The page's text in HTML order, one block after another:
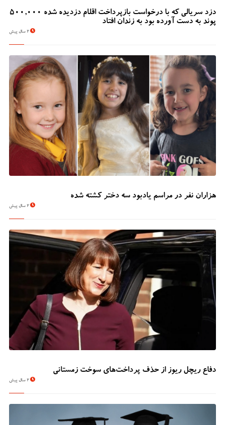
دزد سریالی که با درخواست بازپرداخت اقلام دزدیده شده 500,000
پوند به دست آورده بود به زندان افتاد
2 سال پیش
هزاران نفر در مراسم یادبود سه دختر کشته شده
2 سال پیش
دفاع ریچل ریوز از حذف پرداخت‌های سوخت زمستانی
2 سال پیش